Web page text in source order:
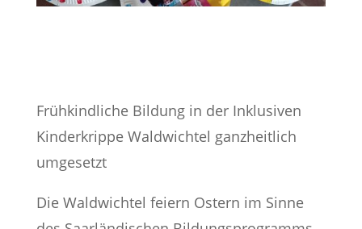
Frühkindliche Bildung in der Inklusiven
Kinderkrippe Waldwichtel ganzheitlich
umgesetzt
Die Waldwichtel feiern Ostern im Sinne